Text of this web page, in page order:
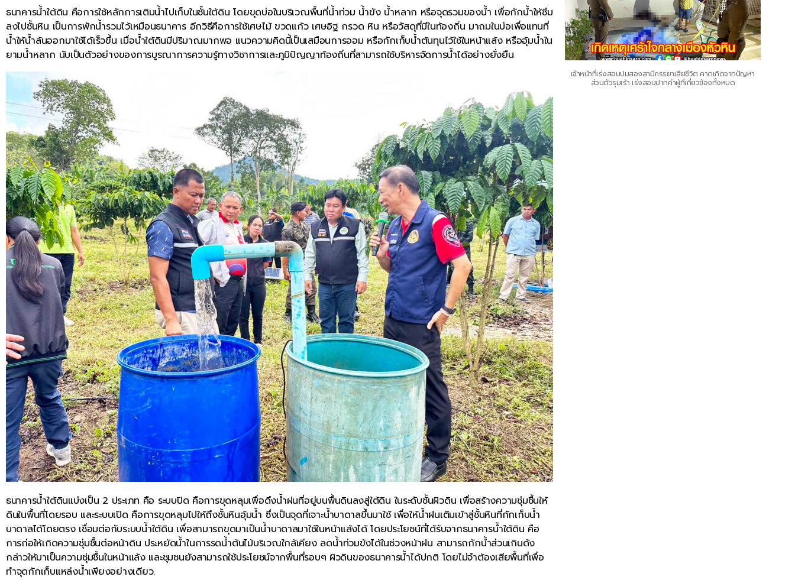
ธนาคารน้ำใต้ดิน คือการใช้หลักการเติมน้ำไปเก็บในชั้นใต้ดิน โดยขุดบ่อในบริเวณพื้นที่น้ำท่วม น้ำขัง น้ำหลาก หรือจุดรวมของน้ำ เพื่อกักน้ำให้ซึม
ลงไปชั้นหิน เป็นการพักน้ำรวมไว้เหมือนธนาคาร อีกวิธีคือการใช้เศษไม้ ขวดแก้ว เศษอิฐ กรวด หิน หรือวัสดุที่มีในท้องถิ่น มาถมในบ่อเพื่อแทนที่
น้ำให้น้ำล้นออกมาใช้ได้เร็วขึ้น เมื่อน้ำใต้ดินมีปริมาณมากพอ แนวความคิดนี้เป็นเสมือนการออม หรือกักเก็บน้ำต้นทุนไว้ใช้ในหน้าแล้ง หรืออุ้มน้ำใน
ยามน้ำหลาก นับเป็นตัวอย่างของการบูรณาการความรู้ทางวิชาการและภูมิปัญญาท้องถิ่นที่สามารถใช้บริหารจัดการน้ำได้อย่างยั่งยืน
ธนาคารน้ำใต้ดินแบ่งเป็น 2 ประเภท คือ ระบบปิด คือการขุดหลุมเพื่อดึงน้ำฝนที่อยู่บนพื้นดินลงสู่ใต้ดิน ในระดับชั้นผิวดิน เพื่อสร้างความชุ่มชื้นให้
ดินในพื้นที่โดยรอบ และระบบเปิด คือการขุดหลุมไปให้ถึงชั้นหินอุ้มน้ำ ซึ่งเป็นจุดที่เจาะน้ำบาดาลขึ้นมาใช้ เพื่อให้น้ำฝนเติมเข้าสู่ชั้นหินที่กักเก็บน้ำ
บาดาลได้โดยตรง เชื่อมต่อกับระบบน้ำใต้ดิน เพื่อสามารถขุดมาเป็นน้ำบาดาลมาใช้ในหน้าแล้งได้ โดยประโยชน์ที่ได้รับจากธนาคารน้ำใต้ดิน คือ
การก่อให้เกิดความชุ่มชื้นต่อหน้าดิน ประหยัดน้ำในการรดน้ำต้นไม้บริเวณใกล้เคียง ลดน้ำท่วมขังได้ในช่วงหน้าฝน สามารถกักน้ำส่วนเกินดัง
กล่าวให้มาเป็นความชุ่มชื้นในหน้าแล้ง และชุมชนยังสามารถใช้ประโยชน์จากพื้นที่รอบๆ ผิวดินของธนาคารน้ำได้ปกติ โดยไม่จำต้องเสียพื้นที่เพื่อ
ทำจุดกักเก็บแหล่งน้ำเพียงอย่างเดียว.
เจ้าหน้าที่เร่งสอบปมสองสามีภรรยาเสียชีวิต คาดเกิดจากปัญหา
ส่วนตัวรุมเร้า เร่งสอบปากคำผู้ที่เกี่ยวข้องทั้งหมด